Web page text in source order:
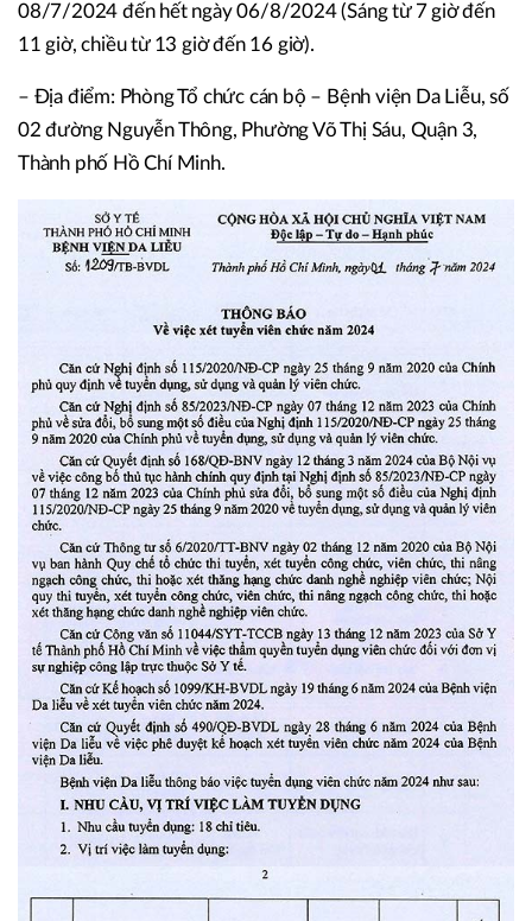
08/7/2024 đến hết ngày 06/8/2024 (Sáng từ 7 giờ đến
11 giờ, chiều từ 13 giờ đến 16 giờ).
– Địa điểm: Phòng Tổ chức cán bộ – Bệnh viện Da Liễu, số
02 đường Nguyễn Thông, Phường Võ Thị Sáu, Quận 3,
Thành phố Hồ Chí Minh.